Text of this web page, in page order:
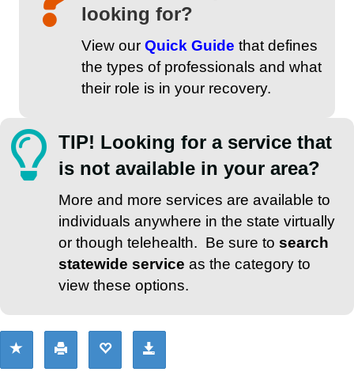
looking for?
View our Quick Guide that defines
the types of professionals and what
their role is in your recovery.
TIP! Looking for a service that
is not available in your area?
More and more services are available to
individuals anywhere in the state virtually
or though telehealth. Be sure to search
statewide service as the category to
view these options.